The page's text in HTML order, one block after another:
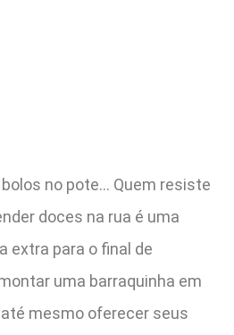
no pote… Quem resiste
doces na rua é uma
extra para o final de
uma barraquinha em
mesmo oferecer seus